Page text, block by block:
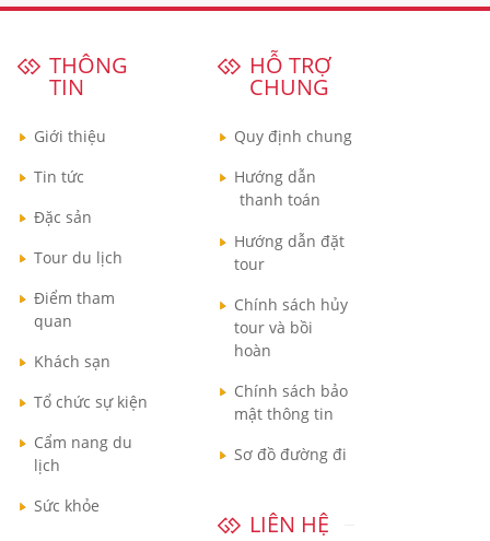
THÔNG
TIN
Giới thiệu
Tin tức
Đặc sản
Tour du lịch
Điểm tham
quan
Khách sạn
Tổ chức sự kiện
Cẩm nang du
lịch
Sức khỏe
HỖ TRỢ
CHUNG
Quy định chung
Hướng dẫn
thanh toán
Hướng dẫn đặt
tour
Chính sách hủy
tour và bồi
hoàn
Chính sách bảo
mật thông tin
Sơ đồ đường đi
LIÊN HỆ